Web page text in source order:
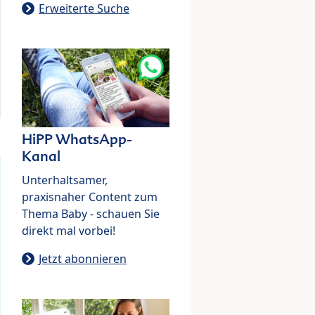
Erweiterte Suche
HiPP WhatsApp-
Kanal
Unterhaltsamer,
praxisnaher Content zum
Thema Baby - schauen Sie
direkt mal vorbei!
Jetzt abonnieren